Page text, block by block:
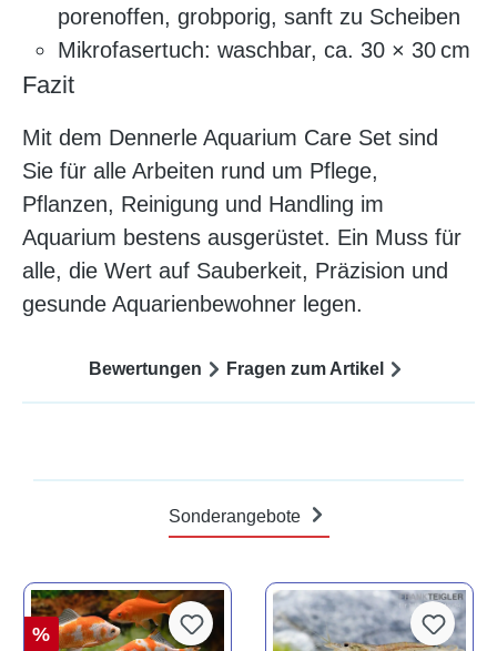
porenoffen, grobporig, sanft zu Scheiben
Mikrofasertuch: waschbar, ca. 30 × 30 cm
Fazit
Mit dem Dennerle Aquarium Care Set sind
Sie für alle Arbeiten rund um Pflege,
Pflanzen, Reinigung und Handling im
Aquarium bestens ausgerüstet. Ein Muss für
alle, die Wert auf Sauberkeit, Präzision und
gesunde Aquarienbewohner legen.
Bewertungen Fragen zum Artikel
Sonderangebote
%